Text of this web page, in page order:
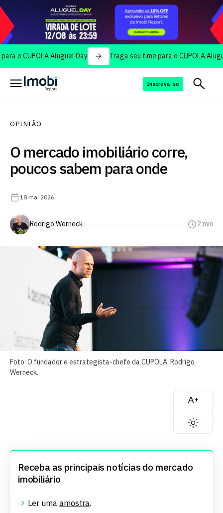
Aluguel Day Traga seu time para o CUPOLA Aluguel Day
Inscreva-se
OPINIÃO
O mercado imobiliário corre,
poucos sabem para onde
18 mai 2026
Rodrigo Werneck 2 min
Foto: O fundador e estrategista-chefe da CUPOLA, Rodrigo
Werneck.
Receba as principais notícias do mercado
imobiliário
Ler uma amostra.